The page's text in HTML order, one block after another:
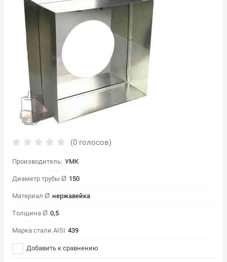
(0 голосов)
Производитель: УМК
Диаметр трубы Ø 150
Материал Ø нержавейка
Толщина Ø 0,5
Марка стали AISI 439
Добавить к сравнению